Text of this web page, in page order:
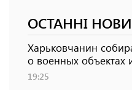
ОСТАННІ
Харьковчанин
о военных объектах
19:25